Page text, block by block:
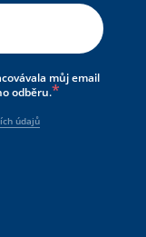
můj email
odběru.
údajů